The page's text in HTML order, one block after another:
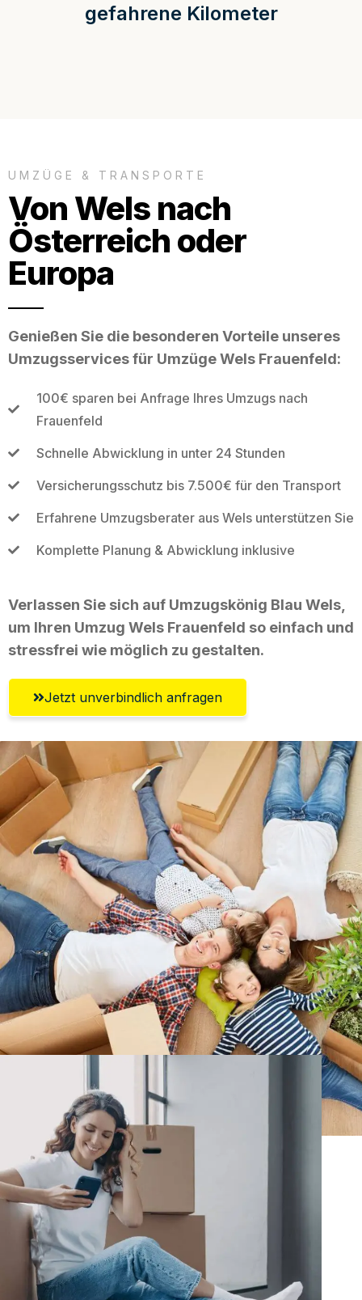
gefahrene Kilometer
UMZÜGE & TRANSPORTE
Von Wels nach
Österreich oder
Europa
Genießen Sie die besonderen Vorteile unseres
Umzugsservices für Umzüge Wels Frauenfeld:
100€ sparen bei Anfrage Ihres Umzugs nach
Frauenfeld
Schnelle Abwicklung in unter 24 Stunden
Versicherungsschutz bis 7.500€ für den Transport
Erfahrene Umzugsberater aus Wels unterstützen Sie
Komplette Planung & Abwicklung inklusive
Verlassen Sie sich auf Umzugskönig Blau Wels,
um Ihren Umzug Wels Frauenfeld so einfach und
stressfrei wie möglich zu gestalten.
Jetzt unverbindlich anfragen